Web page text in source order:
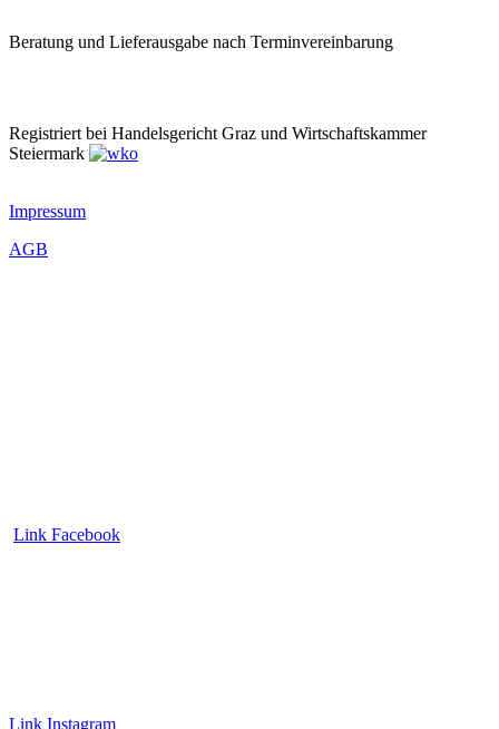
Beratung und Lieferausgabe nach Terminvereinbarung
Registriert bei Handelsgericht Graz und Wirtschaftskammer
Steiermark
Impressum
AGB
Link Facebook
Link Instagram